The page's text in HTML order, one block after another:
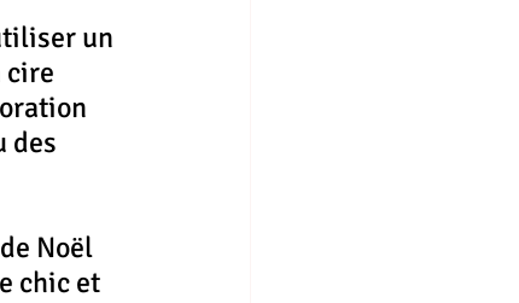
un
cire
des
Noël
chic et